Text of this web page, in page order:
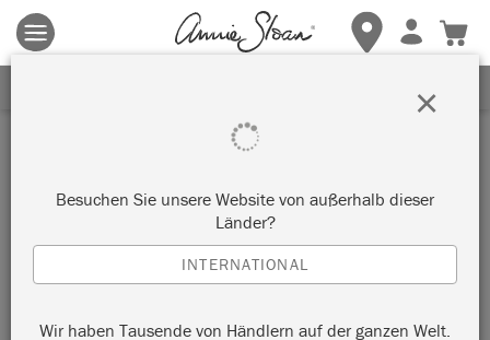
Es gelten die allgemeinen Geschäftsbedingungen.
hierfür weitere Informationen.
Inspiration
PAINTERLY CABINET
by Karen Donnelly
Painter in Residence Karen Donnelly used Chalk Paint® to
Besuchen Sie unsere Website von außerhalb dieser
Länder?
INTERNATIONAL
Wir haben Tausende von Händlern auf der ganzen Welt.
×